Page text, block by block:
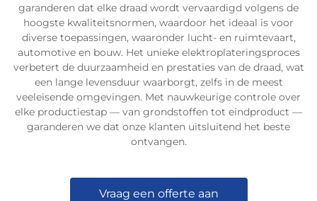
garanderen dat elke draad wordt vervaardigd volgens de
hoogste kwaliteitsnormen, waardoor het ideaal is voor
diverse toepassingen, waaronder lucht- en ruimtevaart,
automotive en bouw. Het unieke elektroplateringsproces
verbetert de duurzaamheid en prestaties van de draad, wat
een lange levensduur waarborgt, zelfs in de meest
veeleisende omgevingen. Met nauwkeurige controle over
elke productiestap — van grondstoffen tot eindproduct —
garanderen we dat onze klanten uitsluitend het beste
ontvangen.
Vraag een offerte aan